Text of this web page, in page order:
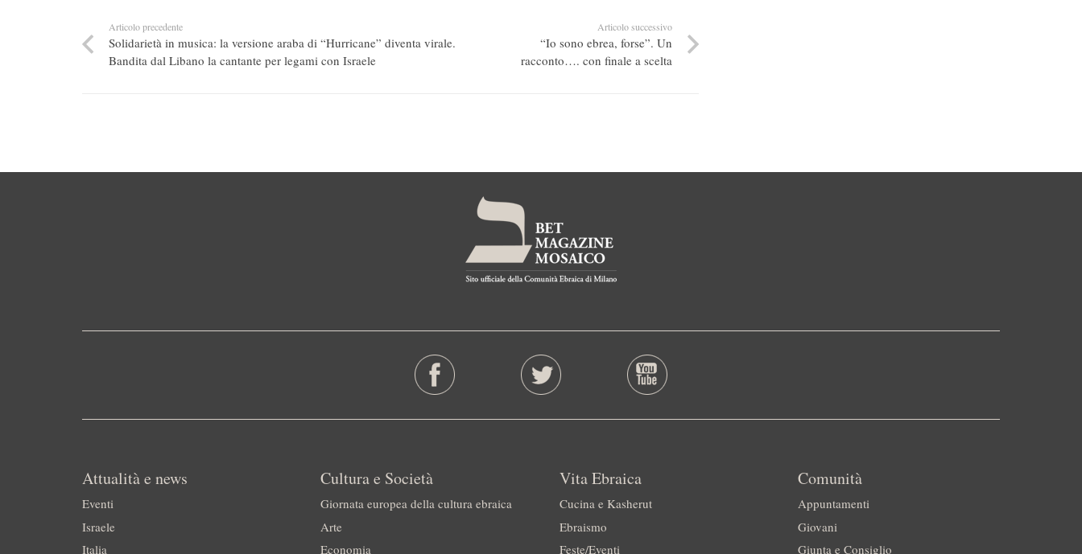
Articolo precedente
Solidarietà in musica: la versione araba di “Hurricane” diventa virale.
Bandita dal Libano la cantante per legami con Israele
Articolo successivo
“Io sono ebrea, forse”. Un
racconto…. con finale a scelta
Attualità e news
Eventi
Israele
Italia
Cultura e Società
Giornata europea della cultura ebraica
Arte
Economia
Vita Ebraica
Cucina e Kasherut
Ebraismo
Feste/Eventi
Comunità
Appuntamenti
Giovani
Giunta e Consiglio